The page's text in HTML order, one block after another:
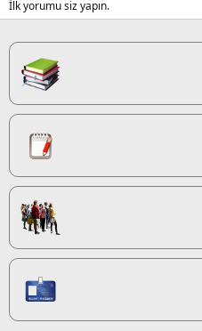
İlk yorumu siz yapın.